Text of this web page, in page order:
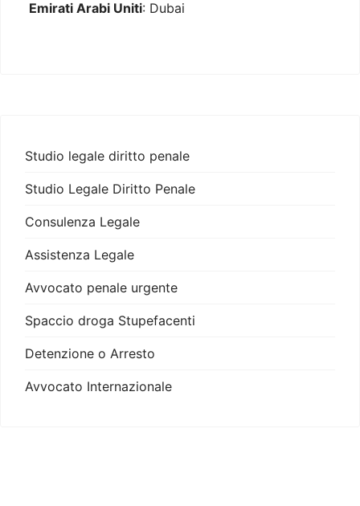
Emirati Arabi Uniti: Dubai
Studio legale diritto penale
Studio Legale Diritto Penale
Consulenza Legale
Assistenza Legale
Avvocato penale urgente
Spaccio droga Stupefacenti
Detenzione o Arresto
Avvocato Internazionale